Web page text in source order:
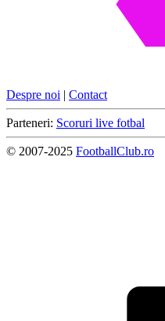
Despre noi | Contact
Parteneri: Scoruri live fotbal
© 2007-2025 FootballClub.ro